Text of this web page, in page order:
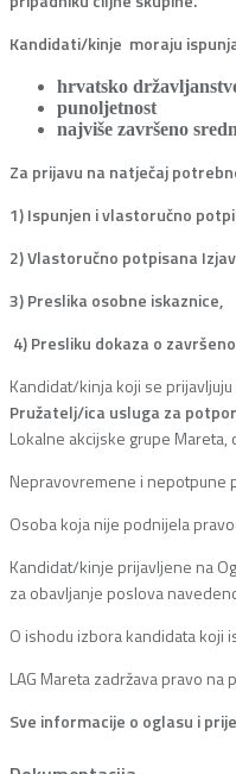
Kandidati/kinje moraju
hrvatsko
punoljetnost
najviše završeno
Za prijavu na natječaj
1) Ispunjen i vlastoručno
2) Vlastoručno potpisana
3) Preslika osobne iskaznice,
4) Presliku dokaza o
Kandidat/kinja koji se
Pružatelj/ica usluga za
Lokalne akcijske grupe
Nepravovremene i nepotpune
Osoba koja nije podnijela
Kandidat/kinje prijavljene na
za obavljanje poslova
O ishodu izbora kandidata koji
LAG Mareta zadržava pravo
Sve informacije o oglasu i